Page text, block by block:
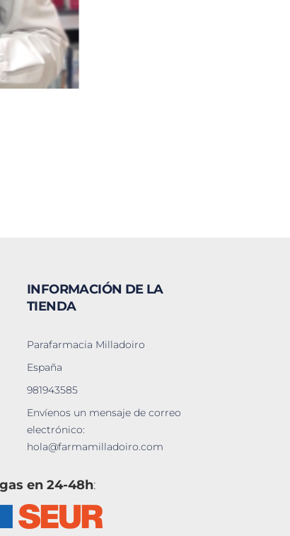
INFORMACIÓN DE LA
TIENDA
Parafarmacia Milladoiro
España
981943585
Envíenos un mensaje de correo
electrónico:
hola@farmamilladoiro.com
en 24-48h: